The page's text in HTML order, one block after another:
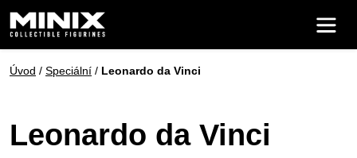
Úvod / Speciální / Leonardo da Vinci
Leonardo da Vinci